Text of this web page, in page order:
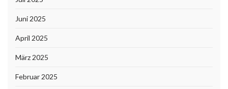
Juni 2025
April 2025
März 2025
Februar 2025